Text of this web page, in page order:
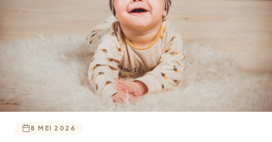
8 MEI 2026